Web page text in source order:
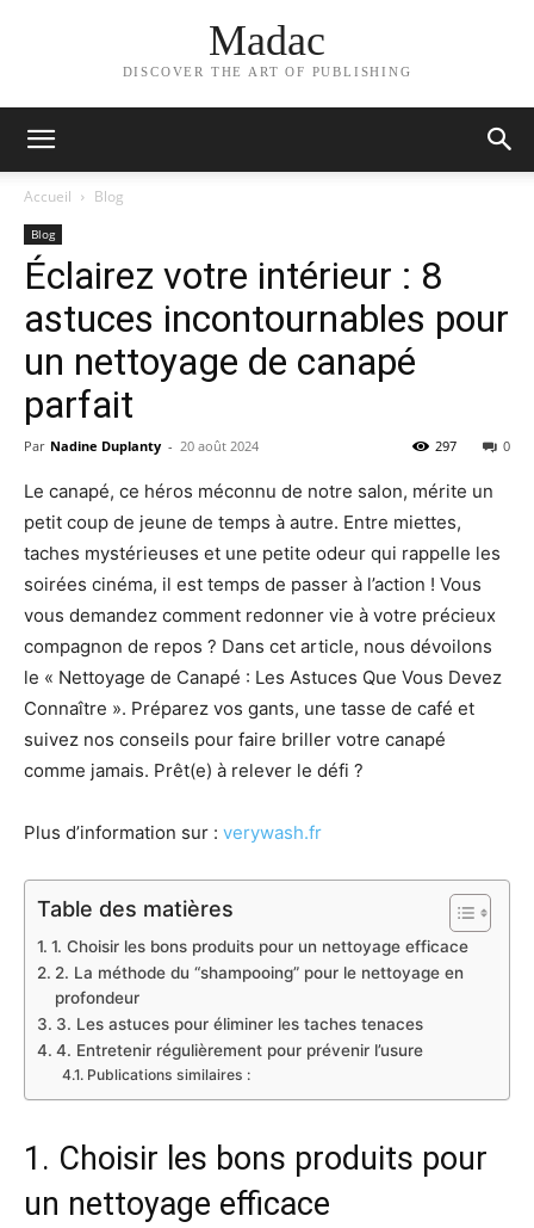
Madac
DISCOVER THE ART OF PUBLISHING
Accueil Blog
Blog
Éclairez votre intérieur : 8
astuces incontournables pour
un nettoyage de canapé
parfait
Par Nadine Duplanty - 20 août 2024 0
297
Le canapé, ce héros méconnu de notre salon, mérite un
petit coup de jeune de temps à autre. Entre miettes,
taches mystérieuses et une petite odeur qui rappelle les
soirées cinéma, il est temps de passer à l’action ! Vous
vous demandez comment redonner vie à votre précieux
compagnon de repos ? Dans cet article, nous dévoilons
le « Nettoyage de Canapé : Les Astuces Que Vous Devez
Connaître ». Préparez vos gants, une tasse de café et
suivez nos conseils pour faire briller votre canapé
comme jamais. Prêt(e) à relever le défi ?
Plus d’information sur : verywash.fr
Table des matières
1. Choisir les bons produits pour un nettoyage efficace
2. La méthode du “shampooing” pour le nettoyage en
profondeur
3. Les astuces pour éliminer les taches tenaces
4. Entretenir régulièrement pour prévenir l’usure
Publications similaires :
1. Choisir les bons produits pour
un nettoyage efficace